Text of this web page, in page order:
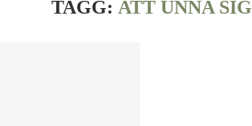
TAGG: ATT UNNA SIG